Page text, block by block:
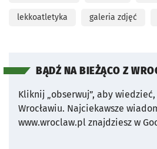
lekkoatletyka galeria zdjęć
BĄDŹ NA BIEŻĄCO Z
Kliknij „obserwuj”, aby
Wrocławiu. Najciekawsze
www.wroclaw.pl znajdziesz w